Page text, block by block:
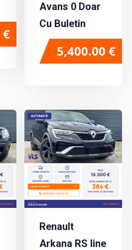
€
Avans 0 Doar
Cu Buletin
5,400.00€
Renault
Arkana RS line